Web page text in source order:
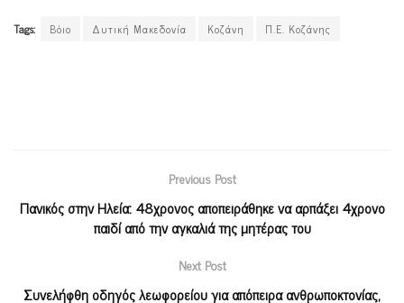
Tags: Βόιο Δυτική Μακεδονία Κοζάνη Π.Ε. Κοζάνης
Previous Post
Πανικός στην Ηλεία: 48χρονος αποπειράθηκε να αρπάξει 4χρονο
παιδί από την αγκαλιά της μητέρας του
Next Post
Συνελήφθη οδηγός λεωφορείου για απόπειρα ανθρωποκτονίας,